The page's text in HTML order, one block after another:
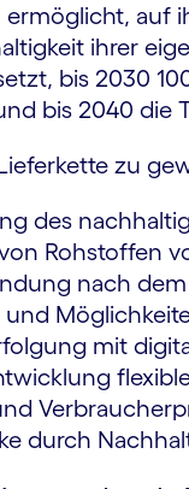
auf
ihrer
bis 2030
bis 2040 die
zu
des
Rohstoffen
nach
mit
durch